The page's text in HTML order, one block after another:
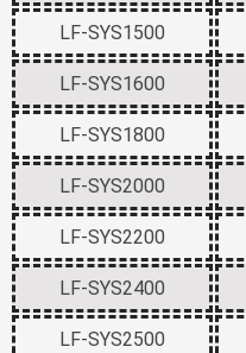
LF-SYS1500
LF-SYS1600
LF-SYS1800
LF-SYS2000
LF-SYS2200
LF-SYS2400
LF-SYS2500